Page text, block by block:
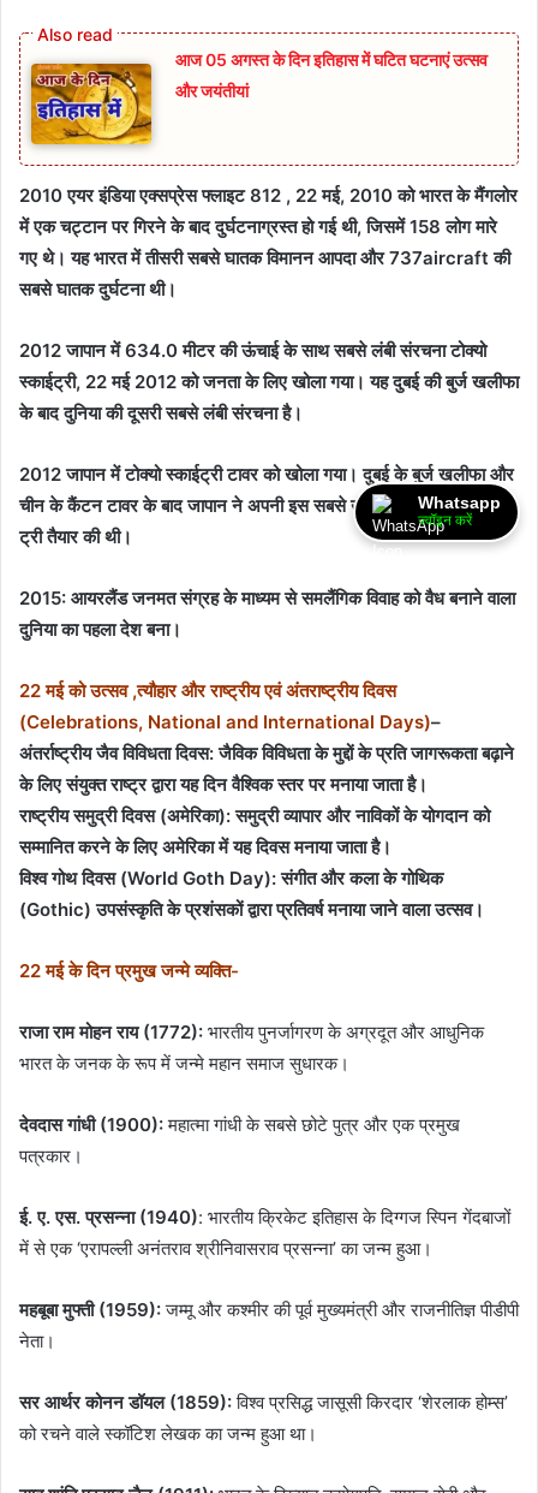
आज 05 अगस्त के दिन इतिहास में घटित घटनाएं उत्सव
और जयंतीयां
2010 एयर इंडिया एक्सप्रेस फ्लाइट 812 , 22 मई, 2010 को भारत के मैंगलोर
में एक चट्टान पर गिरने के बाद दुर्घटनाग्रस्त हो गई थी, जिसमें 158 लोग मारे
गए थे। यह भारत में तीसरी सबसे घातक विमानन आपदा और 737aircraft की
सबसे घातक दुर्घटना थी।
2012 जापान में 634.0 मीटर की ऊंचाई के साथ सबसे लंबी संरचना टोक्यो
स्काईट्री, 22 मई 2012 को जनता के लिए खोला गया। यह दुबई की बुर्ज खलीफा
के बाद दुनिया की दूसरी सबसे लंबी संरचना है।
2012 जापान में टोक्यो स्काईट्री टावर को खोला गया। दुबई के बुर्ज खलीफा और
चीन के कैंटन टावर के बाद जापान ने अपनी इस सबसे ऊंची इमारत टोक्यो स्काई
ट्री तैयार की थी।
2015: आयरलैंड जनमत संग्रह के माध्यम से समलैंगिक विवाह को वैध बनाने वाला
दुनिया का पहला देश बना।
22 मई को उत्सव ,त्यौहार और राष्ट्रीय एवं अंतराष्ट्रीय दिवस
(Celebrations, National and International Days)–
अंतर्राष्ट्रीय जैव विविधता दिवस: जैविक विविधता के मुद्दों के प्रति जागरूकता बढ़ाने
के लिए संयुक्त राष्ट्र द्वारा यह दिन वैश्विक स्तर पर मनाया जाता है।
राष्ट्रीय समुद्री दिवस (अमेरिका): समुद्री व्यापार और नाविकों के योगदान को
सम्मानित करने के लिए अमेरिका में यह दिवस मनाया जाता है।
विश्व गोथ दिवस (World Goth Day): संगीत और कला के गोथिक
(Gothic) उपसंस्कृति के प्रशंसकों द्वारा प्रतिवर्ष मनाया जाने वाला उत्सव।
22 मई के दिन प्रमुख जन्मे व्यक्ति-
राजा राम मोहन राय (1772): भारतीय पुनर्जागरण के अग्रदूत और आधुनिक
भारत के जनक के रूप में जन्मे महान समाज सुधारक।
देवदास गांधी (1900):महात्मा गांधी के सबसे छोटे पुत्र और एक प्रमुख
पत्रकार।
ई. ए. एस. प्रसन्ना (1940): भारतीय क्रिकेट इतिहास के दिग्गज स्पिन गेंदबाजों
में से एक ‘एरापल्ली अनंतराव श्रीनिवासराव प्रसन्ना’ का जन्म हुआ।
महबूबा मुफ्ती (1959):जम्मू और कश्मीर की पूर्व मुख्यमंत्री और राजनीतिज्ञ पीडीपी
नेता।
सर आर्थर कोनन डॉयल (1859):विश्व प्रसिद्ध जासूसी किरदार ‘शेरलाक होम्स’
को रचने वाले स्कॉटिश लेखक का जन्म हुआ था।
Whatsapp
ज्वॉइन करें